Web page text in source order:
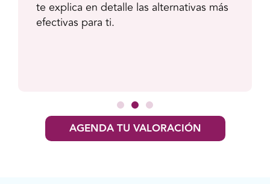
AGENDA TU VALORACIÓN